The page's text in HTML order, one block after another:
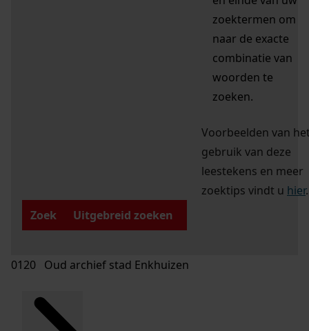
zoektermen om
naar de exacte
combinatie van
woorden te
zoeken.
Voorbeelden van
gebruik van deze
leestekens en meer
zoektips vindt u hier.
Zoek
Uitgebreid zoeken
0120 Oud archief stad Enkhuizen